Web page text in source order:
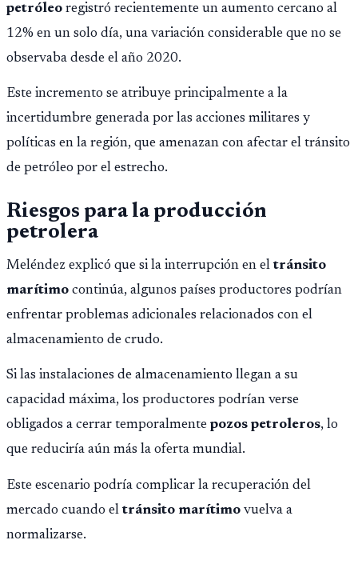
petróleo registró recientemente un aumento cercano al
12% en un solo día, una variación considerable que no se
observaba desde el año 2020.
Este incremento se atribuye principalmente a la
incertidumbre generada por las acciones militares y
políticas en la región, que amenazan con afectar el tránsito
de petróleo por el estrecho.
Riesgos para la producción
petrolera
Meléndez explicó que si la interrupción en eltránsito
marítimo continúa, algunos países productores podrían
enfrentar problemas adicionales relacionados con el
almacenamiento de crudo.
Si las instalaciones de almacenamiento llegan a su
capacidad máxima, los productores podrían verse
obligados a cerrar temporalmente pozos petroleros, lo
que reduciría aún más la oferta mundial.
Este escenario podría complicar la recuperación del
mercado cuando eltránsito marítimo vuelva a
normalizarse.